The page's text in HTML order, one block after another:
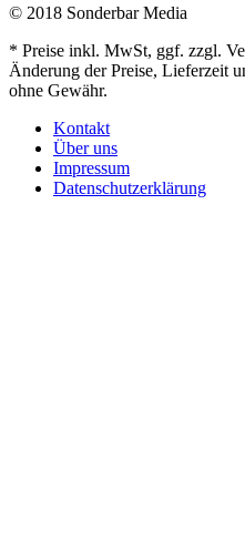
© 2018 Sonderbar Media
* Preise inkl. MwSt, ggf. zzgl.
Änderung der Preise, Lieferzeit
ohne Gewähr.
Kontakt
Über uns
Impressum
Datenschutzerklärung